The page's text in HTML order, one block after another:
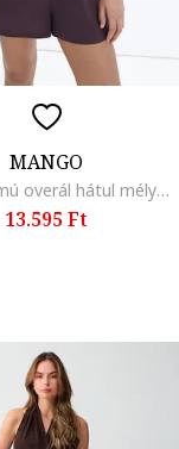
MANGO
Lentartalmú overál hátul mély kivágással, Padlizsánlila
13.595 Ft